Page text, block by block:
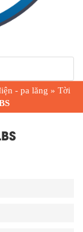
- pa lăng » Tời